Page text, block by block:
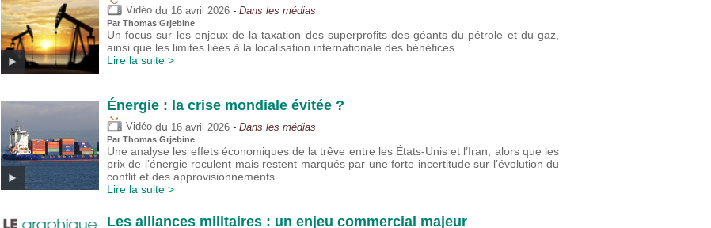
Vidéo du 16 avril 2026 - Dans les médias
Par Thomas Grjebine
Un focus sur les enjeux de la taxation des superprofits des géants du pétrole et du gaz,
ainsi que les limites liées à la localisation internationale des bénéfices.
Lire la suite >
Énergie : la crise mondiale évitée ?
Vidéo du 16 avril 2026 - Dans les médias
Par Thomas Grjebine
Une analyse les effets économiques de la trêve entre les États-Unis et l’Iran, alors que les
prix de l’énergie reculent mais restent marqués par une forte incertitude sur l’évolution du
conflit et des approvisionnements.
Lire la suite >
Les alliances militaires : un enjeu commercial majeur